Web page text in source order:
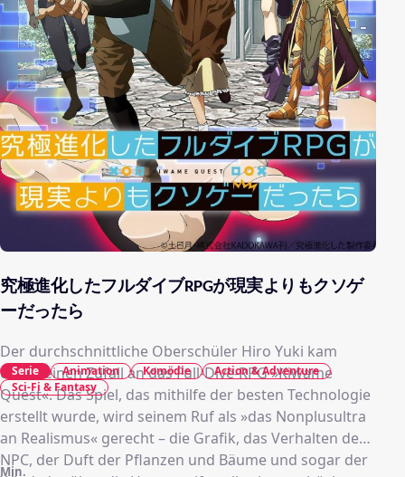
究極進化したフルダイブRPGが現実よりもクソゲ
ーだったら
Der durchschnittliche Oberschüler Hiro Yuki kam
durch einen Zufall an das Full-Dive-RPG »Kiwame
Quest«. Das Spiel, das mithilfe der besten Technologie
erstellt wurde, wird seinem Ruf als »das Nonplusultra
an Realismus« gerecht – die Grafik, das Verhalten der
NPC, der Duft der Pflanzen und Bäume und sogar der
Min.
Serie Animation Komödie
Action & Adventure
Sci-Fi & Fantasy